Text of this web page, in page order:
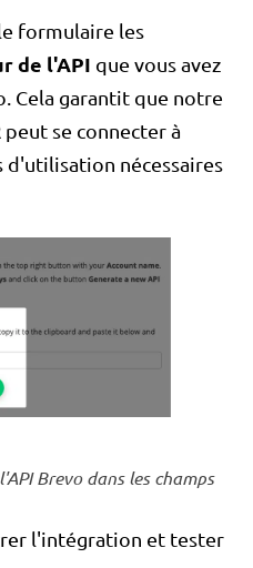
formulaire les
de l'API que vous avez
Cela garantit que notre
se connecter à
d'utilisation nécessaires
Brevo dans les champs
l'intégration et tester